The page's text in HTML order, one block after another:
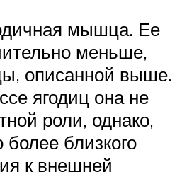
мышца. Ее
меньше,
описанной выше.
ягодиц она не
роли, однако,
более близкого
к внешней